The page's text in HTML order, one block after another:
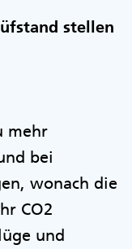
stellen
mehr
bei
wonach die
CO2
und